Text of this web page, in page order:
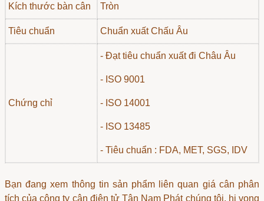
Kích thước bàn cân Tròn
Tiêu chuẩn Chuẩn xuất Chấu Âu
Chứng chỉ
- Đạt tiêu chuẩn xuất đi Châu Âu
- ISO 9001
- ISO 14001
- ISO 13485
- Tiêu chuẩn : FDA, MET, SGS, IDV
Bạn đang xem thông tin sản phẩm liên quan giá cân phân
tích của công ty cân điện tử Tân Nam Phát chúng tôi, hi vọng